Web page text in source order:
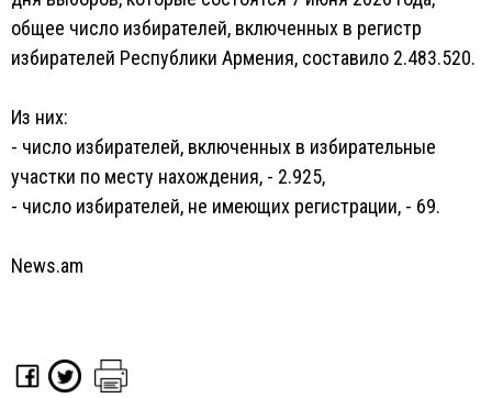
общее число избирателей, включенных в регистр
избирателей Республики Армения, составило 2.483.520.
Из них:
- число избирателей, включенных в избирательные
участки по месту нахождения, - 2.925,
- число избирателей, не имеющих регистрации, - 69.
News.am